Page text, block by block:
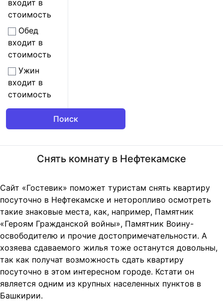
входит в
стоимость
Обед
входит в
стоимость
Ужин
входит в
стоимость
Снять комнату в Нефтекамске
Сайт «Гостевик» поможет туристам снять квартиру
посуточно в Нефтекамске и неторопливо осмотреть
такие знаковые места, как, например, Памятник
«Героям Гражданской войны», Памятник Воину-
освободителю и прочие достопримечательности. А
хозяева сдаваемого жилья тоже останутся довольны,
так как получат возможность сдать квартиру
посуточно в этом интересном городе. Кстати он
является одним из крупных населенных пунктов в
Башкирии.